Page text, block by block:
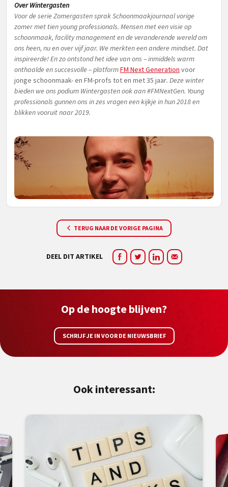
Over Wintergasten
Voor de serie Zomergasten sprak Schoonmaakjournaal vorige
zomer met tien young professionals. Mensen met een visie op
schoonmaak, facility management en de veranderende wereld om
ons heen, nu en over vijf jaar. We merkten een andere mindset. Dat
inspireerde! En zo ontstond het idee van ons – inmiddels warm
onthaalde en succesvolle – platformFM Next Generation voor
jonge schoonmaak- en FM-profs tot en met 35 jaar. Deze winter
bieden we ons podium Wintergasten ook aan #FMNextGen. Young
professionals gunnen ons in zes vragen een kijkje in hun 2018 en
blikken vooruit naar 2019.
TERUG NAAR DE VORIGE PAGINA
DEEL DIT ARTIKEL
Op de hoogte blijven?
SCHRIJF JE IN VOOR DE NIEUWSBRIEF
Ook interessant: